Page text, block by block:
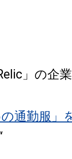
」の企
通勤服」